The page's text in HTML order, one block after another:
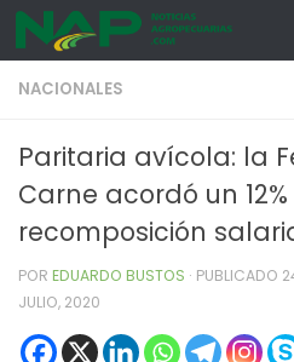
Skip to content
NACIONALES
Paritaria avícola: la
Carne acordó un
recomposición
POR EDUARDO BUSTOS · PUBLICADO
JULIO, 2020